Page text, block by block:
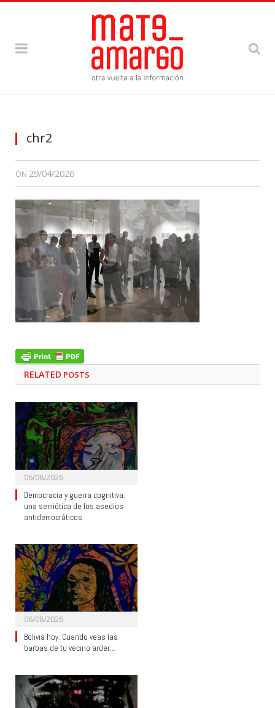
chr2
ON 29/04/2026
RELATED POSTS
06/08/2026
Democracia y guerra cognitiva:
una semiótica de los asedios
antidemocráticos
06/08/2026
Bolivia hoy: Cuando veas las
barbas de tu vecino arder…